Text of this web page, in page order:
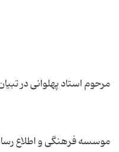
موسسه فرهنگی و اطلاع